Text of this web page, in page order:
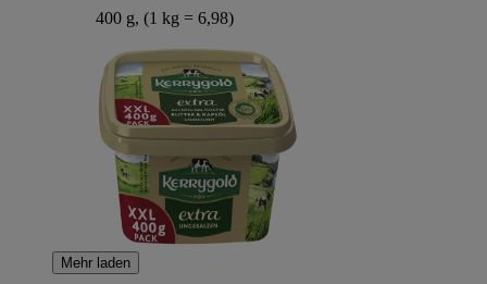
400 g, (1 kg = 6,98)
Mehr laden